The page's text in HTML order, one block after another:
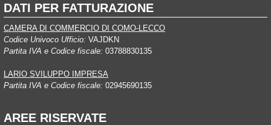
DATI PER FATTURAZIONE
CAMERA DI COMMERCIO DI COMO-LECCO
Codice Univoco Ufficio: VAJDKN
Partita IVA e Codice fiscale: 03788830135
LARIO SVILUPPO IMPRESA
Partita IVA e Codice fiscale: 02945690135
AREE RISERVATE